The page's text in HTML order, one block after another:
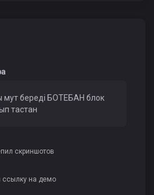
мут береді БОТЕБАН блок
тастан
скриншотов
ссылку на демо